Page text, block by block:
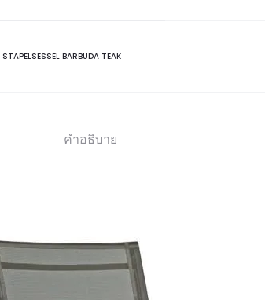
STAPELSESSEL BARBUDA TEAK
คำอธิบาย